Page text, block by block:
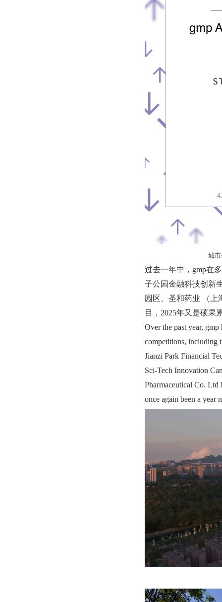
城
过去一年中，gmp在
子公园金融科技创新
园区、圣和药业 （上
目，2025年又是硕果
Over the past year,
competitions, including
Jianzi Park Financial
Sci-Tech Innovation
Pharmaceutical Co.
once again been a year